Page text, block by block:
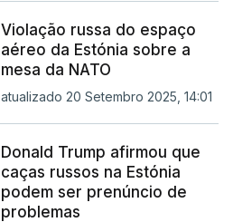
Violação russa do espaço
aéreo da Estónia sobre a
mesa da NATO
atualizado 20 Setembro 2025, 14:01
Donald Trump afirmou que
caças russos na Estónia
podem ser prenúncio de
problemas